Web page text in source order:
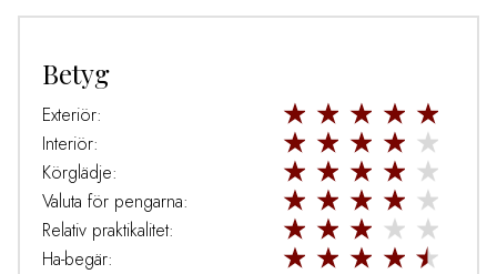
Betyg
Exteriör:
Interiör:
Körglädje:
Valuta för pengarna:
Relativ praktikalitet:
Ha-begär: